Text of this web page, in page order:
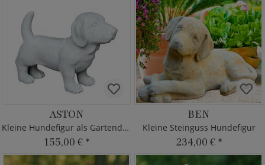
ASTON
Kleine Hundefigur als Gartendeko
155,00 € *
BEN
Kleine Steinguss Hundefigur
234,00 € *